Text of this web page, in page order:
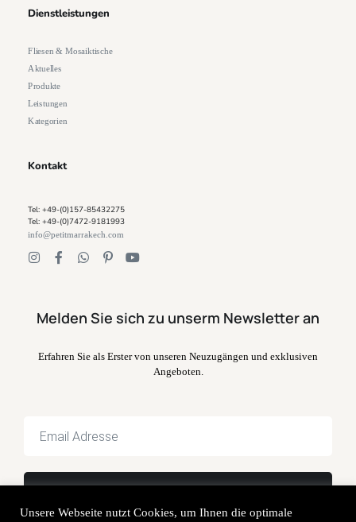
Dienstleistungen
Fliesen & Mosaiktische
Aktuelles
Produkte
Leistungen
Kategorien
Kontakt
Tel: +49-(0)157-85432275
Tel: +49-(0)7472-9181993
info@petitmarrakech.com
Melden Sie sich zu unserm Newsletter an
Erfahren Sie als Erster von unseren Neuzugängen und exklusiven
Angeboten.
Unsere Webseite nutzt Cookies, um Ihnen die optimale